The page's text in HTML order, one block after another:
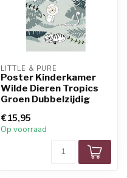
LITTLE & PURE
Poster Kinderkamer
Wilde Dieren Tropics
Groen Dubbelzijdig
€15,95
Op voorraad